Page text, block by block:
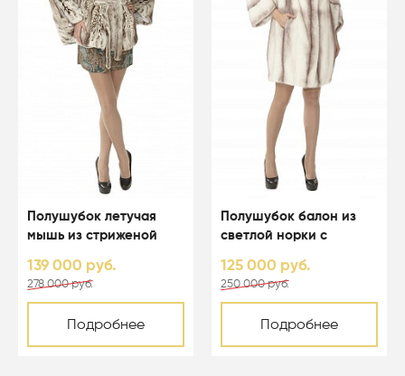
Полушубок летучая
мышь из стриженой
капюшоном - 01164
139 000 руб.
278 000 руб.
Подробнее
Полушубок балон из
светлой норки с
125 000 руб.
250 000 руб.
Подробнее